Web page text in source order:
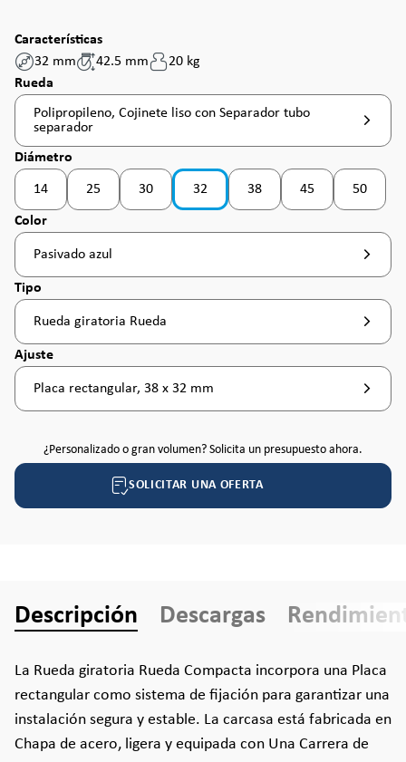
Características
32 mm
42.5 mm
20 kg
Seleccione
Rueda
Polipropileno, Cojinete liso con Separador tubo
separador
Seleccione
Diámetro
14
(Esta opción no está disponible en este momento. )
25
(Esta opción no está disponible en este momento. )
30
(Esta opción no está disponible en este momento. )
32 38
(Esta opción no está
45
(Esta opción no
50
(Esta
Seleccione
Color
Pasivado azul
Seleccione
Tipo
Rueda giratoria Rueda
Seleccione
Ajuste
Placa rectangular, 38 x 32 mm
¿Personalizado o gran volumen? Solicita un presupuesto ahora.
SOLICITAR UNA OFERTA
Descripción Descargas
La Rueda giratoria Rueda Compacta incorpora una Placa
rectangular como sistema de fijación para garantizar una
instalación segura y estable. La carcasa está fabricada en
Chapa de acero, ligera y equipada con Una Carrera de